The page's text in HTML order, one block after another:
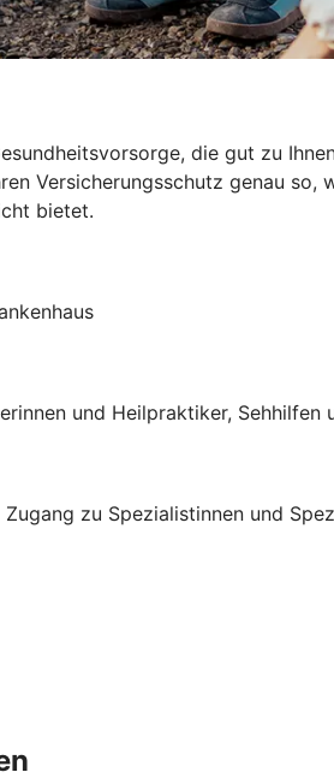
die gut zu
Versicherungsschutz genau
bietet.
und Heilpraktiker, Sehhilfen
zu Spezialistinnen und